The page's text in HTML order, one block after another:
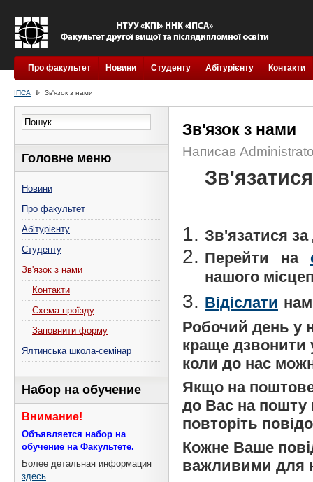
Про факультет Новини Студенту Абітурієнту Контакти
ІПСА Зв'язок з нами
Зв'язок з нами
Написав
Зв'язатися
Перейти на
нашого
Відіслати
Робочий день у
краще дзвонити
коли до нас
Якщо на
до Вас на пошту
повторіть
Кожне Ваше
важливими для
Головне меню
Новини
Про факультет
Абітурієнту
Студенту
Зв'язок з нами
Контакти
Схема проїзду
Заповнити форму
Ялтинська школа-семінар
Набор на обучение
Внимание!
Объявляется набор на
обучение на Факультете.
Более детальная информация
здесь